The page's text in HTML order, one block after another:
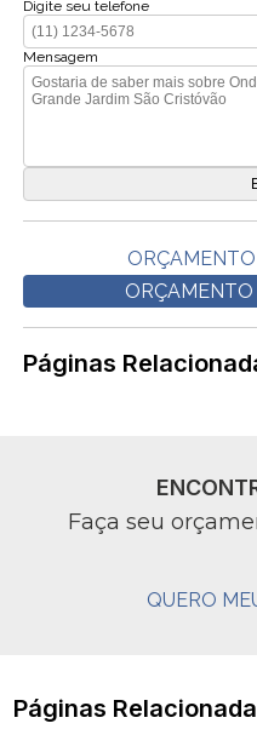
Digite seu telefone
Mensagem
Páginas
Faça seu
QUERO
Páginas